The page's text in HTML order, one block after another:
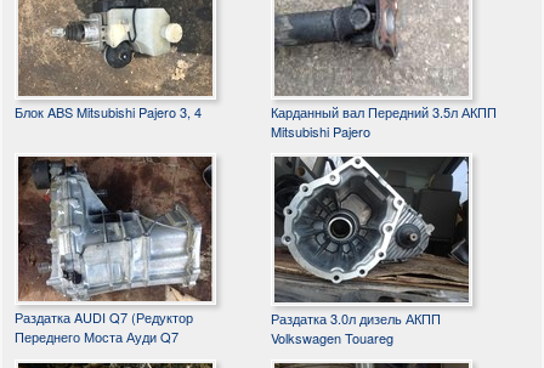
Блок ABS Mitsubishi Pajero 3, 4
Карданный вал Передний 3.5л АКПП
Mitsubishi Pajero
Раздатка AUDI Q7 (Редуктор
Переднего Моста Ауди Q7
Раздатка 3.0л дизель АКПП
Volkswagen Touareg